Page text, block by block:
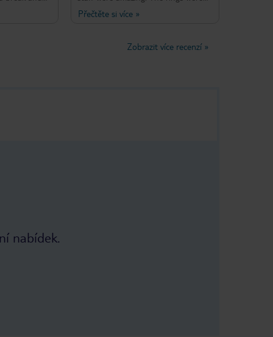
helpful
The
kept clean and for what I paid was a
good price. If you want somewhere
the touristy area I do highly
recommend this place. Breakfast was
Přečtěte si více»
Zobrazit více recenzí»
nabídek.